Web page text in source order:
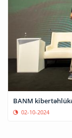
BANM
02-10-2024